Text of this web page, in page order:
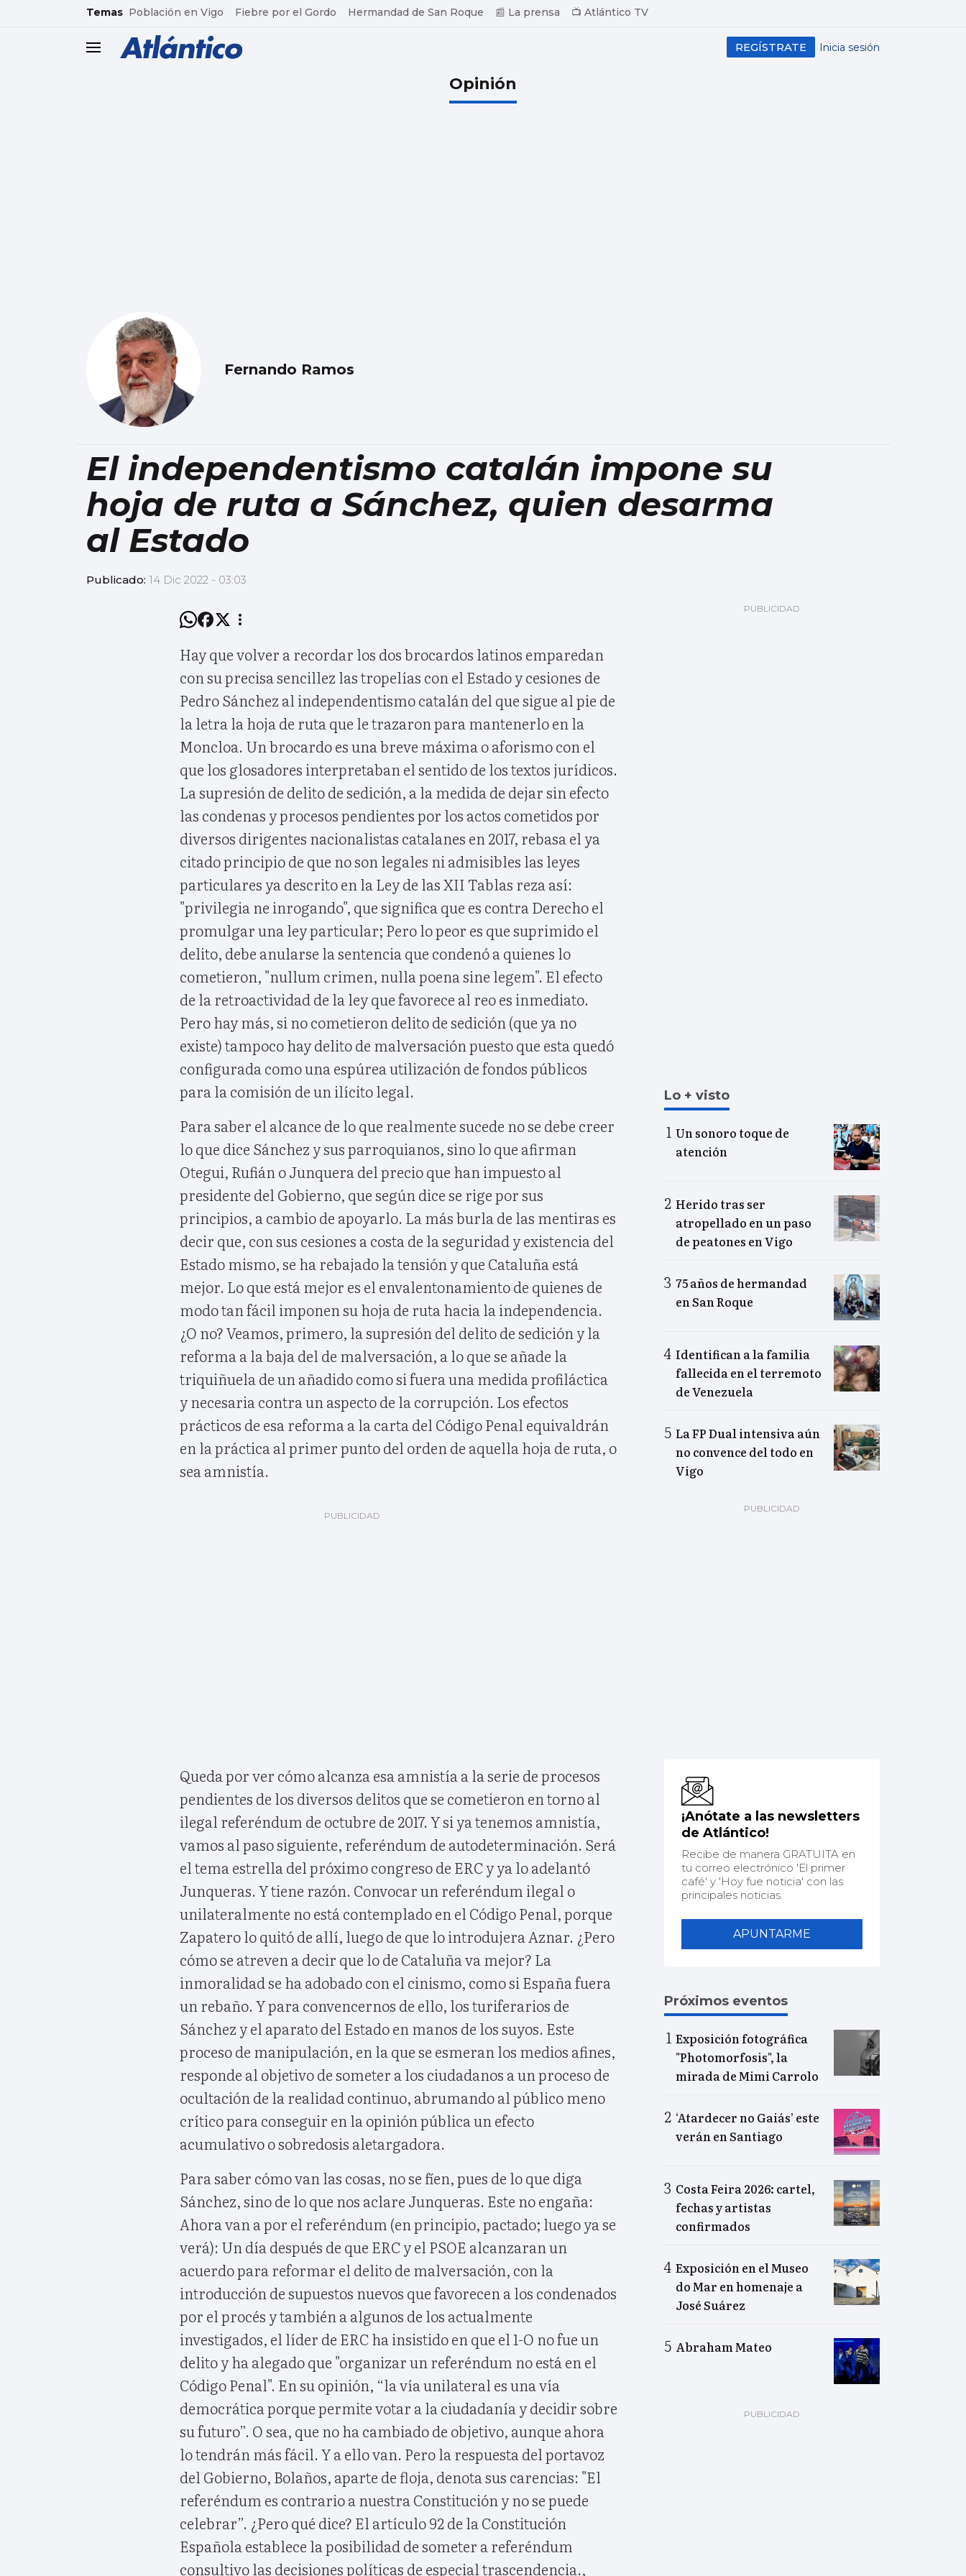
common.go-to-content
Temas Población en Vigo Fiebre por el Gordo Hermandad de San Roque 📰 La prensa 📺 Atlántico TV
header.menu.open Inicia sesión
REGÍSTRATE
Opinión
Fernando Ramos
El independentismo catalán impone su
hoja de ruta a Sánchez, quien desarma
al Estado
Publicado: 14 Dic 2022 - 03:03
Hay que volver a recordar los dos brocardos latinos emparedan
con su precisa sencillez las tropelías con el Estado y cesiones de
Pedro Sánchez al independentismo catalán del que sigue al pie de
la letra la hoja de ruta que le trazaron para mantenerlo en la
Moncloa. Un brocardo es una breve máxima o aforismo con el
que los glosadores interpretaban el sentido de los textos jurídicos.
La supresión de delito de sedición, a la medida de dejar sin efecto
las condenas y procesos pendientes por los actos cometidos por
diversos dirigentes nacionalistas catalanes en 2017, rebasa el ya
citado principio de que no son legales ni admisibles las leyes
particulares ya descrito en la Ley de las XII Tablas reza así:
"privilegia ne inrogando", que significa que es contra Derecho el
promulgar una ley particular; Pero lo peor es que suprimido el
delito, debe anularse la sentencia que condenó a quienes lo
cometieron, "nullum crimen, nulla poena sine legem". El efecto
de la retroactividad de la ley que favorece al reo es inmediato.
Pero hay más, si no cometieron delito de sedición (que ya no
existe) tampoco hay delito de malversación puesto que esta quedó
configurada como una espúrea utilización de fondos públicos
para la comisión de un ilícito legal.
Para saber el alcance de lo que realmente sucede no se debe creer
lo que dice Sánchez y sus parroquianos, sino lo que afirman
Otegui, Rufián o Junquera del precio que han impuesto al
presidente del Gobierno, que según dice se rige por sus
principios, a cambio de apoyarlo. La más burla de las mentiras es
decir que, con sus cesiones a costa de la seguridad y existencia del
Estado mismo, se ha rebajado la tensión y que Cataluña está
mejor. Lo que está mejor es el envalentonamiento de quienes de
modo tan fácil imponen su hoja de ruta hacia la independencia.
¿O no? Veamos, primero, la supresión del delito de sedición y la
reforma a la baja del de malversación, a lo que se añade la
triquiñuela de un añadido como si fuera una medida profiláctica
y necesaria contra un aspecto de la corrupción. Los efectos
prácticos de esa reforma a la carta del Código Penal equivaldrán
en la práctica al primer punto del orden de aquella hoja de ruta, o
sea amnistía.
Queda por ver cómo alcanza esa amnistía a la serie de procesos
pendientes de los diversos delitos que se cometieron en torno al
ilegal referéndum de octubre de 2017. Y si ya tenemos amnistía,
vamos al paso siguiente, referéndum de autodeterminación. Será
el tema estrella del próximo congreso de ERC y ya lo adelantó
Junqueras. Y tiene razón. Convocar un referéndum ilegal o
unilateralmente no está contemplado en el Código Penal, porque
Zapatero lo quitó de allí, luego de que lo introdujera Aznar. ¿Pero
cómo se atreven a decir que lo de Cataluña va mejor? La
inmoralidad se ha adobado con el cinismo, como si España fuera
un rebaño. Y para convencernos de ello, los turiferarios de
Sánchez y el aparato del Estado en manos de los suyos. Este
proceso de manipulación, en la que se esmeran los medios afines,
responde al objetivo de someter a los ciudadanos a un proceso de
ocultación de la realidad continuo, abrumando al público meno
crítico para conseguir en la opinión pública un efecto
acumulativo o sobredosis aletargadora.
Para saber cómo van las cosas, no se fíen, pues de lo que diga
Sánchez, sino de lo que nos aclare Junqueras. Este no engaña:
Ahora van a por el referéndum (en principio, pactado; luego ya se
verá): Un día después de que ERC y el PSOE alcanzaran un
acuerdo para reformar el delito de malversación, con la
introducción de supuestos nuevos que favorecen a los condenados
por el procés y también a algunos de los actualmente
investigados, el líder de ERC ha insistido en que el 1-O no fue un
delito y ha alegado que "organizar un referéndum no está en el
Código Penal". En su opinión, “la vía unilateral es una vía
democrática porque permite votar a la ciudadanía y decidir sobre
su futuro”. O sea, que no ha cambiado de objetivo, aunque ahora
lo tendrán más fácil. Y a ello van. Pero la respuesta del portavoz
del Gobierno, Bolaños, aparte de floja, denota sus carencias: "El
referéndum es contrario a nuestra Constitución y no se puede
celebrar”. ¿Pero qué dice? El artículo 92 de la Constitución
Española establece la posibilidad de someter a referéndum
consultivo las decisiones políticas de especial trascendencia.,
Lo + visto
Un sonoro toque de
atención
Herido tras ser
atropellado en un paso
de peatones en Vigo
75 años de hermandad
en San Roque
Identifican a la familia
fallecida en el terremoto
de Venezuela
La FP Dual intensiva aún
no convence del todo en
Vigo
¡Anótate a las newsletters
de Atlántico!
Recibe de manera GRATUITA en
tu correo electrónico 'El primer
café' y 'Hoy fue noticia' con las
principales noticias.
APUNTARME
Próximos eventos
Exposición fotográfica
"Photomorfosis", la
mirada de Mimi Carrolo
‘Atardecer no Gaiás’ este
verán en Santiago
Costa Feira 2026: cartel,
fechas y artistas
confirmados
Exposición en el Museo
do Mar en homenaje a
José Suárez
Abraham Mateo